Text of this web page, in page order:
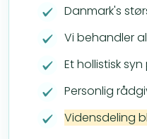
Danmark's
Vi behandler
Et hollistisk
Personlig
Vidensdeling